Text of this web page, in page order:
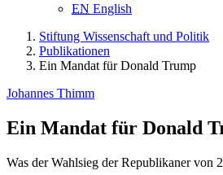
EN English
Stiftung Wissenschaft und Politik
Publikationen
Ein Mandat für Donald Trump
Johannes Thimm
Ein Mandat für Donald
Was der Wahlsieg der Republikaner von